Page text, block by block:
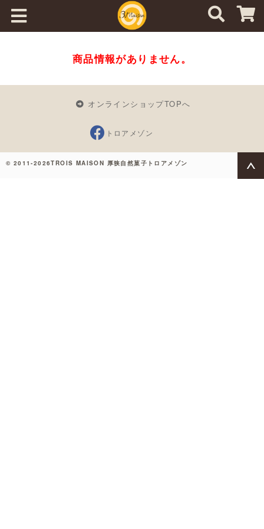
商品情報がありません。
オンラインショップTOPへ
トロアメゾン
© 2011-2026TROIS MAISON 厚狭自然菓子トロアメゾン